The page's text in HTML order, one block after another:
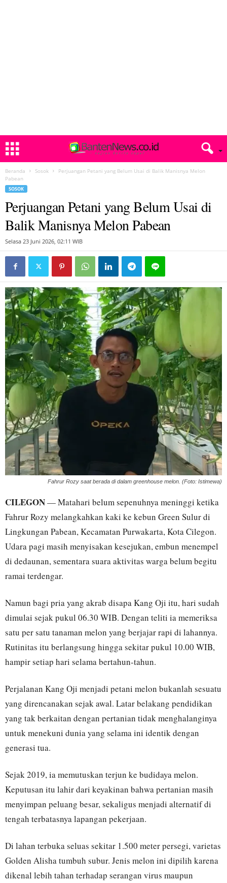
Beranda Sosok
Perjuangan Petani yang Belum Usai di Balik Manisnya Melon
Pabean
SOSOK
Perjuangan Petani yang Belum Usai di
Balik Manisnya Melon Pabean
Selasa 23 Juni 2026, 02:11 WIB
Fahrur Rozy saat berada di dalam greenhouse melon. (Foto: Istimewa)
CILEGON— Matahari belum sepenuhnya meninggi ketika
Fahrur Rozy melangkahkan kaki ke kebun Green Sulur di
Lingkungan Pabean, Kecamatan Purwakarta, Kota Cilegon.
Udara pagi masih menyisakan kesejukan, embun menempel
di dedaunan, sementara suara aktivitas warga belum begitu
ramai terdengar.
Namun bagi pria yang akrab disapa Kang Oji itu, hari sudah
dimulai sejak pukul 06.30 WIB. Dengan teliti ia memeriksa
satu per satu tanaman melon yang berjajar rapi di lahannya.
Rutinitas itu berlangsung hingga sekitar pukul 10.00 WIB,
hampir setiap hari selama bertahun-tahun.
Perjalanan Kang Oji menjadi petani melon bukanlah sesuatu
yang direncanakan sejak awal. Latar belakang pendidikan
yang tak berkaitan dengan pertanian tidak menghalanginya
untuk menekuni dunia yang selama ini identik dengan
generasi tua.
Sejak 2019, ia memutuskan terjun ke budidaya melon.
Keputusan itu lahir dari keyakinan bahwa pertanian masih
menyimpan peluang besar, sekaligus menjadi alternatif di
tengah terbatasnya lapangan pekerjaan.
Di lahan terbuka seluas sekitar 1.500 meter persegi, varietas
Golden Alisha tumbuh subur. Jenis melon ini dipilih karena
dikenal lebih tahan terhadap serangan virus maupun